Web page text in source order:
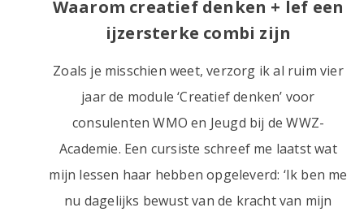
Waarom creatief denken + lef een
ijzersterke combi zijn
Zoals je misschien weet, verzorg ik al ruim vier
jaar de module ‘Creatief denken’ voor
consulenten WMO en Jeugd bij de WWZ-
Academie. Een cursiste schreef me laatst wat
mijn lessen haar hebben opgeleverd: ‘Ik ben me
nu dagelijks bewust van de kracht van mijn